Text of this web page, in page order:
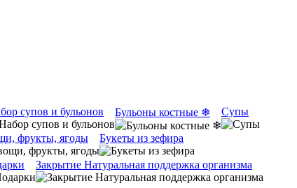
супов и бульонов Бульоны костные ❄ Супы
фрукты, ягоды Букеты из зефира
Закрытие Натуральная поддержка организма